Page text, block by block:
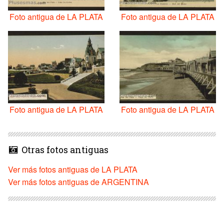
Foto antigua de LA PLATA Foto antigua de LA PLATA
Foto antigua de LA PLATA Foto antigua de LA PLATA
Otras fotos antiguas
Ver más fotos antiguas de LA PLATA
Ver más fotos antiguas de ARGENTINA